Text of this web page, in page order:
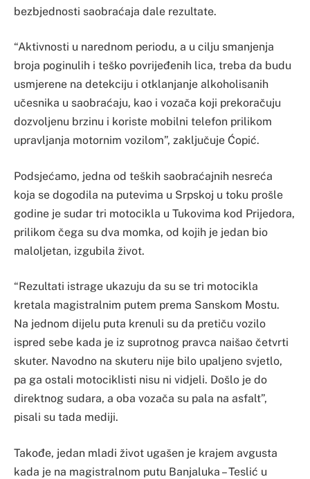
bezbjednosti saobraćaja dale rezultate.
“Aktivnosti u narednom periodu, a u cilju smanjenja
broja poginulih i teško povrijeđenih lica, treba da budu
usmjerene na detekciju i otklanjanje alkoholisanih
učesnika u saobraćaju, kao i vozača koji prekoračuju
dozvoljenu brzinu i koriste mobilni telefon prilikom
upravljanja motornim vozilom”, zaključuje Ćopić.
Podsjećamo, jedna od teških saobraćajnih nesreća
koja se dogodila na putevima u Srpskoj u toku prošle
godine je sudar tri motocikla u Tukovima kod Prijedora,
prilikom čega su dva momka, od kojih je jedan bio
maloljetan, izgubila život.
“Rezultati istrage ukazuju da su se tri motocikla
kretala magistralnim putem prema Sanskom Mostu.
Na jednom dijelu puta krenuli su da pretiču vozilo
ispred sebe kada je iz suprotnog pravca naišao četvrti
skuter. Navodno na skuteru nije bilo upaljeno svjetlo,
pa ga ostali motociklisti nisu ni vidjeli. Došlo je do
direktnog sudara, a oba vozača su pala na asfalt”,
pisali su tada mediji.
Takođe, jedan mladi život ugašen je krajem avgusta
kada je na magistralnom putu Banjaluka – Teslić u